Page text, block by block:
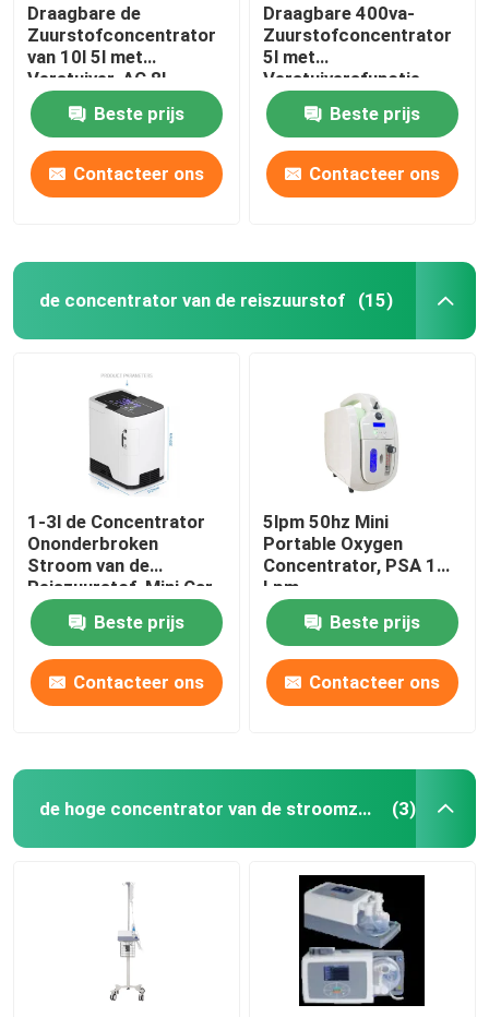
Draagbare de
Zuurstofconcentrator
van 10l 5l met
Verstuiver, AC 8l
Zuurstofconcentrator
Beste prijs
Contacteer ons
Draagbare 400va-
Zuurstofconcentrator
5l met
Verstuiversfunctie,
50hz-
Zuurstofconcentrator
10 Liter 220v
Beste prijs
Contacteer ons
de concentrator van de reiszuurstof (15)
1-3l de Concentrator
Ononderbroken
Stroom van de
Reiszuurstof, Mini Car
Oxygen Concentrator
Beste prijs
Contacteer ons
5lpm 50hz Mini
Portable Oxygen
Concentrator, PSA 1
Lpm
Zuurstofconcentrator
Beste prijs
Contacteer ons
de hoge concentrator van de stroomzuurstof (3)